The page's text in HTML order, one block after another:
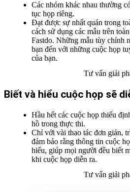
Các nhóm khác nhau thường
tục họp riêng.
Đạt được sự nhất quán trong
cách sử dụng các mẫu trên
Fastdo. Những mẫu tùy chỉnh
bạn đến với những cuộc họp
của bạn.
Tư vấn giải
Biết và hiểu cuộc họp sẽ
Hầu hết các cuộc họp thiếu
hồ trong thực thi.
Chỉ với vài thao tác đơn giản,
đảm bảo rằng thông tin cuộc
hiểu, giúp mọi người đều biết
khi cuộc họp diễn ra.
Tư vấn giải